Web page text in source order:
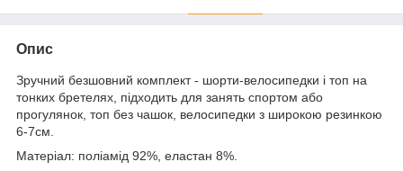
Опис
Зручний безшовний комплект - шорти-велосипедки і топ на
тонких бретелях, підходить для занять спортом або
прогулянок, топ без чашок, велосипедки з широкою резинкою
6-7см.
Матеріал: поліамід 92%, еластан 8%.